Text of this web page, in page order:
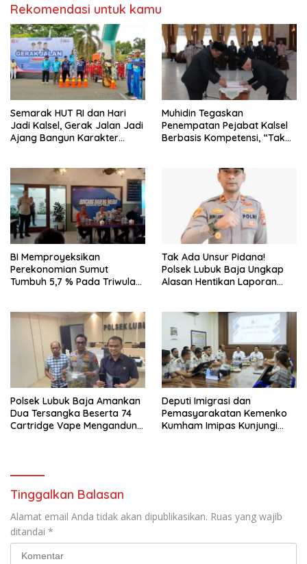
Rekomendasi untuk kamu
Semarak HUT RI dan Hari
Jadi Kalsel, Gerak Jalan Jadi
Ajang Bangun Karakter
Muhidin Tegaskan
Penempatan Pejabat Kalsel
Berbasis Kompetensi, “Tak
BI Memproyeksikan
Perekonomian Sumut
Tumbuh 5,7 % Pada Triwulan
Tak Ada Unsur Pidana!
Polsek Lubuk Baja Ungkap
Alasan Hentikan Laporan
Polsek Lubuk Baja Amankan
Dua Tersangka Beserta 74
Cartridge Vape Mengandung
Deputi Imigrasi dan
Pemasyarakatan Kemenko
Kumham Imipas Kunjungi
Tinggalkan Balasan
Alamat email Anda tidak akan dipublikasikan. Ruas yang wajib
ditandai *